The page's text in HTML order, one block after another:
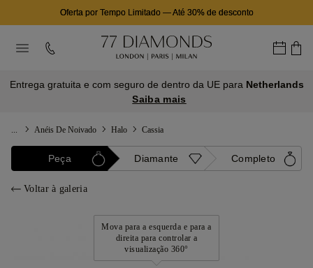
Oferta por Tempo Limitado—Até 30% de desconto
Entrega gratuita e com seguro de dentro da UE para Netherlands
Saiba mais
Anéis De Noivado Halo Cassia
Peça Diamante Completo
Voltar à galeria
Mova para a esquerda e para a
direita para controlar a
visualização 360°